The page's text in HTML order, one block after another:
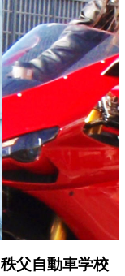
秩父自動車学校